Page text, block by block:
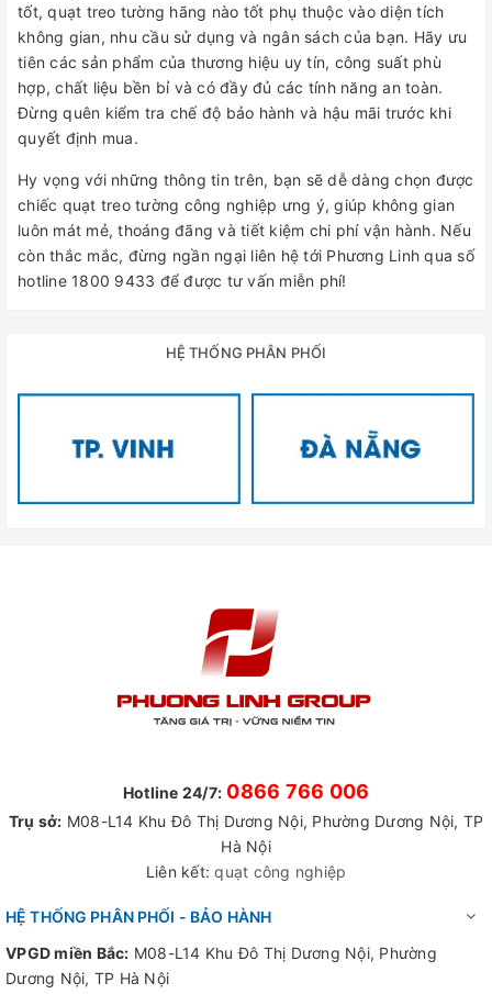
tốt, quạt treo tường hãng nào tốt phụ thuộc vào diện tích
không gian, nhu cầu sử dụng và ngân sách của bạn. Hãy ưu
tiên các sản phẩm của thương hiệu uy tín, công suất phù
hợp, chất liệu bền bỉ và có đầy đủ các tính năng an toàn.
Đừng quên kiểm tra chế độ bảo hành và hậu mãi trước khi
quyết định mua.
Hy vọng với những thông tin trên, bạn sẽ dễ dàng chọn được
chiếc quạt treo tường công nghiệp ưng ý, giúp không gian
luôn mát mẻ, thoáng đãng và tiết kiệm chi phí vận hành. Nếu
còn thắc mắc, đừng ngần ngại liên hệ tới Phương Linh qua số
hotline 1800 9433 để được tư vấn miễn phí!
HỆ THỐNG PHÂN PHỐI
Hotline 24/7: 0866 766 006
Trụ sở: M08-L14 Khu Đô Thị Dương Nội, Phường Dương Nội, TP
Hà Nội
Liên kết:quạt công nghiệp
HỆ THỐNG PHÂN PHỐI - BẢO HÀNH
VPGD miền Bắc: M08-L14 Khu Đô Thị Dương Nội, Phường
Dương Nội, TP Hà Nội